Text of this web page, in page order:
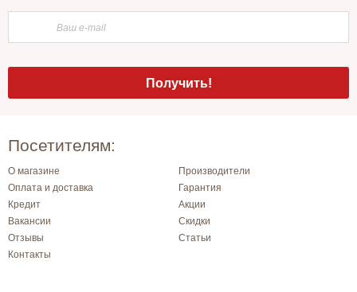
Посетителям:
О магазине
Производители
Оплата и доставка
Гарантия
Кредит
Акции
Вакансии
Скидки
Отзывы
Статьи
Контакты